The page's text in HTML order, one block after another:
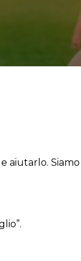
aiutarlo.